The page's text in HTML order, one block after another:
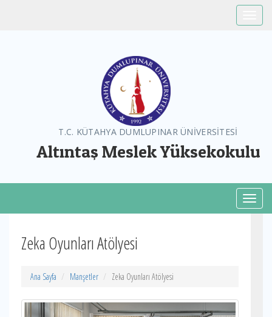
T.C. KÜTAHYA DUMLUPINAR ÜNİVERSİTESİ
Altıntaş Meslek Yüksekokulu
Zeka Oyunları Atölyesi
Ana Sayfa Manşetler Zeka Oyunları Atölyesi